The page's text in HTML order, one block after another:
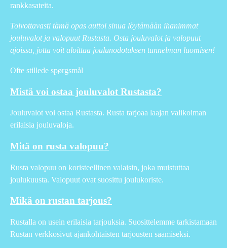
rankkasateita.
Toivottavasti tämä opas auttoi sinua löytämään ihanimmat
jouluvalot ja valopuut Rustasta. Osta jouluvalot ja valopuut
ajoissa, jotta voit aloittaa joulunodotuksen tunnelman luomisen!
Ofte stillede spørgsmål
Mistä voi ostaa jouluvalot Rustasta?
Jouluvalot voi ostaa Rustasta. Rusta tarjoaa laajan valikoiman
erilaisia jouluvaloja.
Mitä on rusta valopuu?
Rusta valopuu on koristeellinen valaisin, joka muistuttaa
joulukuusta. Valopuut ovat suosittu joulukoriste.
Mikä on rustan tarjous?
Rustalla on usein erilaisia tarjouksia. Suosittelemme tarkistamaan
Rustan verkkosivut ajankohtaisten tarjousten saamiseksi.